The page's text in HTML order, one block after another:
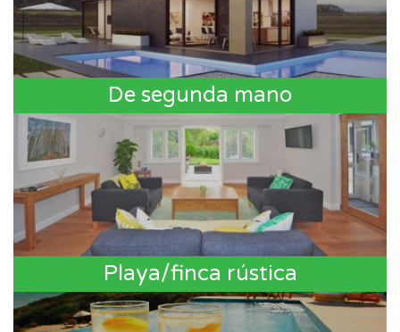
De segunda mano
Playa/finca rústica